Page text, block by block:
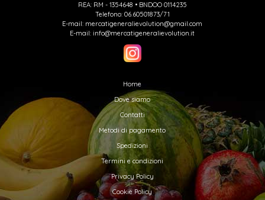
REA: RM - 1354648 • BNDOO 0114235
Telefono: 06.60501873/71
E-mail: mercatigeneralievolution@gmail.com
E-mail: info@mercatigeneralievolution.it
Home
Dove siamo
Contatti
Metodi di pagamento
Spedizioni
Termini e condizioni
Privacy Policy
Cookie Policy